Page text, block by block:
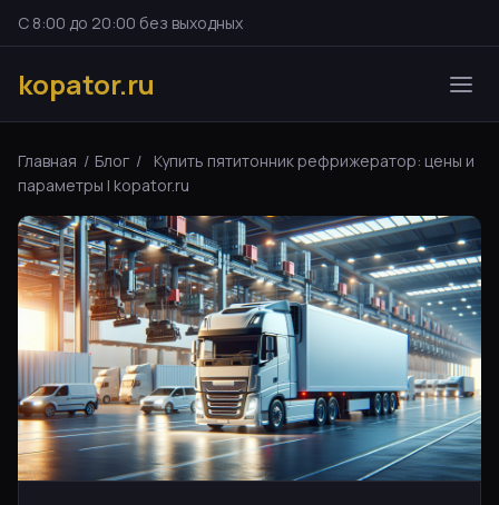
С 8:00 до 20:00 без выходных
kopator.ru
Главная / Блог /
Купить пятитонник рефрижератор: цены и
параметры | kopator.ru